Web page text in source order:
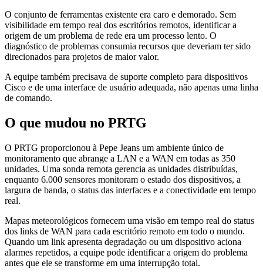
O conjunto de ferramentas existente era caro e demorado. Sem
visibilidade em tempo real dos escritórios remotos, identificar a
origem de um problema de rede era um processo lento. O
diagnóstico de problemas consumia recursos que deveriam ter sido
direcionados para projetos de maior valor.
A equipe também precisava de suporte completo para dispositivos
Cisco e de uma interface de usuário adequada, não apenas uma linha
de comando.
O que mudou no PRTG
O PRTG proporcionou à Pepe Jeans um ambiente único de
monitoramento que abrange a LAN e a WAN em todas as 350
unidades. Uma sonda remota gerencia as unidades distribuídas,
enquanto 6.000 sensores monitoram o estado dos dispositivos, a
largura de banda, o status das interfaces e a conectividade em tempo
real.
Mapas meteorológicos fornecem uma visão em tempo real do status
dos links de WAN para cada escritório remoto em todo o mundo.
Quando um link apresenta degradação ou um dispositivo aciona
alarmes repetidos, a equipe pode identificar a origem do problema
antes que ele se transforme em uma interrupção total.